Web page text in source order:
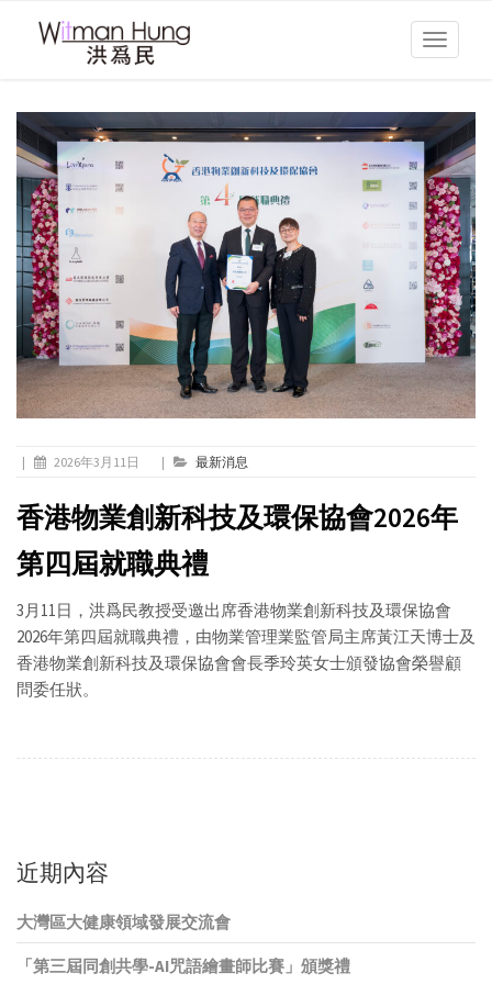
Toggle
| 2026年3月11日 | 最新消息
香港物業創新科技及環保協會2026年
第四屆就職典禮
3月11日，洪爲民教授受邀出席香港物業創新科技及環保協會
2026年第四屆就職典禮，由物業管理業監管局主席黃江天博士及
香港物業創新科技及環保協會會長季玲英女士頒發協會榮譽顧
問委任狀。
近期內容
大灣區大健康領域發展交流會
「第三屆同創共學-AI咒語繪畫師比賽」頒獎禮